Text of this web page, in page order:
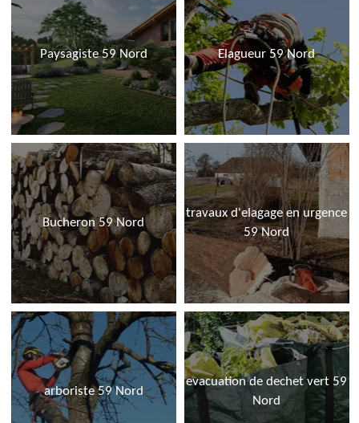
Paysagiste 59 Nord Elagueur 59 Nord
Bucheron 59 Nord
travaux d'elagage en urgence
59 Nord
arboriste 59 Nord
evacuation de dechet vert 59
Nord